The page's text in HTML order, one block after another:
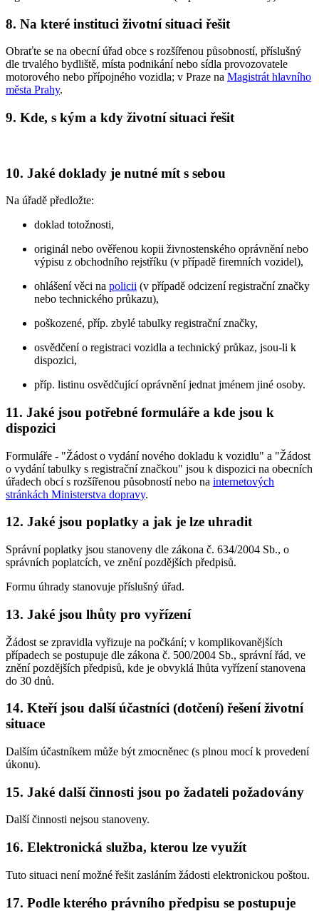
8. Na které instituci životní situaci řešit
Obraťte se na obecní úřad obce s rozšířenou působností, příslušný
dle trvalého bydliště, místa podnikání nebo sídla provozovatele
motorového nebo přípojného vozidla; v Praze na Magistrát hlavního
města Prahy.
9. Kde, s kým a kdy životní situaci řešit
10. Jaké doklady je nutné mít s sebou
Na úřadě předložte:
doklad totožnosti,
originál nebo ověřenou kopii živnostenského oprávnění nebo
výpisu z obchodního rejstříku (v případě firemních vozidel),
ohlášení věci na policii (v případě odcizení registrační značky
nebo technického průkazu),
poškozené, příp. zbylé tabulky registrační značky,
osvědčení o registraci vozidla a technický průkaz, jsou-li k
dispozici,
příp. listinu osvědčující oprávnění jednat jménem jiné osoby.
11. Jaké jsou potřebné formuláře a kde jsou k
dispozici
Formuláře - "Žádost o vydání nového dokladu k vozidlu" a "Žádost
o vydání tabulky s registrační značkou" jsou k dispozici na obecních
úřadech obcí s rozšířenou působností nebo na internetových
stránkách Ministerstva dopravy.
12. Jaké jsou poplatky a jak je lze uhradit
Správní poplatky jsou stanoveny dle zákona č. 634/2004 Sb., o
správních poplatcích, ve znění pozdějších předpisů.
Formu úhrady stanovuje příslušný úřad.
13. Jaké jsou lhůty pro vyřízení
Žádost se zpravidla vyřizuje na počkání; v komplikovanějších
případech se postupuje dle zákona č. 500/2004 Sb., správní řád, ve
znění pozdějších předpisů, kde je obvyklá lhůta vyřízení stanovena
do 30 dnů.
14. Kteří jsou další účastníci (dotčení) řešení životní
situace
Dalším účastníkem může být zmocněnec (s plnou mocí k provedení
úkonu).
15. Jaké další činnosti jsou po žadateli požadovány
Další činnosti nejsou stanoveny.
16. Elektronická služba, kterou lze využít
Tuto situaci není možné řešit zasláním žádosti elektronickou poštou.
17. Podle kterého právního předpisu se postupuje